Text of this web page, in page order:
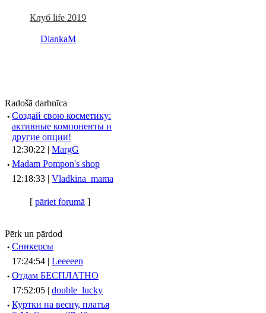
Клуб life 2019
DiankaM
Radošā darbnīca
· Создай свою косметику:
активные компоненты и
другие опции!
12:30:22 | MargG
· Madam Pompon's shop
12:18:33 | Vladkina_mama
[ pāriet forumā ]
Pērk un pārdod
· Сникерсы
17:24:54 | Leeeeen
· Отдам БЕСПЛАТНО
17:52:05 | double_lucky
· Куртки на весну, платья